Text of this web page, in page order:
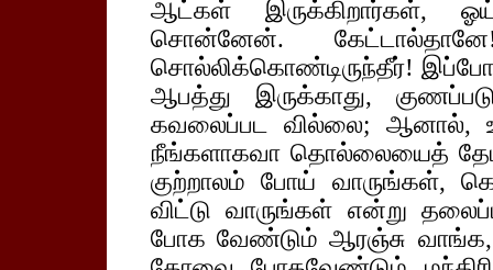
ஆட்கள் இருக்கிறார்கள்,
சொன்னேன்.
சொல்லிக்கொண்டிருந்தீர்!
ஆபத்து இருக்காது,
கவலைப்பட வில்லை; ஆனால்,
நீங்களாகவா தொல்லையைத்
குற்றாலம் போய் வாருங்கள்,
விட்டு வாருங்கள் என்று
போக வேண்டும் ஆரஞ்சு வாங்க,